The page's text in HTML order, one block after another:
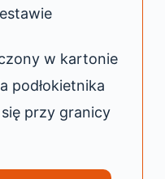
w kartonie
podłokietnika
przy granicy